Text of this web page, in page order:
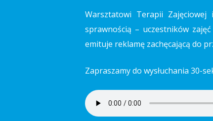
Warsztatowi Terapii
sprawnością – uczestników
emituje reklamę zachęcającą do
Zapraszamy do wysłuchania 30-